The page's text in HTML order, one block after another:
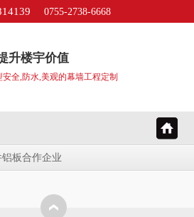
0755-2738-6668
升楼宇价值
全,防水,美观的幕墙工程定制
板合作企业